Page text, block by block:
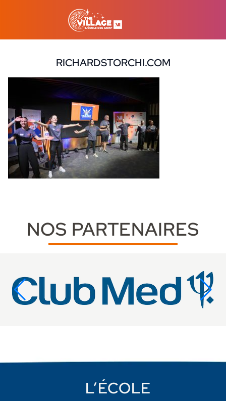
RICHARDSTORCHI.COM
9 octobre 2024
NOS PARTENAIRES
L’ÉCOLE